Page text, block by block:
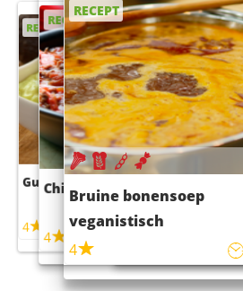
RECEPT
Guacamole
4
RECEPT
Chili con carne
4
RECEPT
Bruine bonensoep
veganistisch
4
RECEPT
Sushi rijstsalade
maaltijdsalade
RECEPT
4